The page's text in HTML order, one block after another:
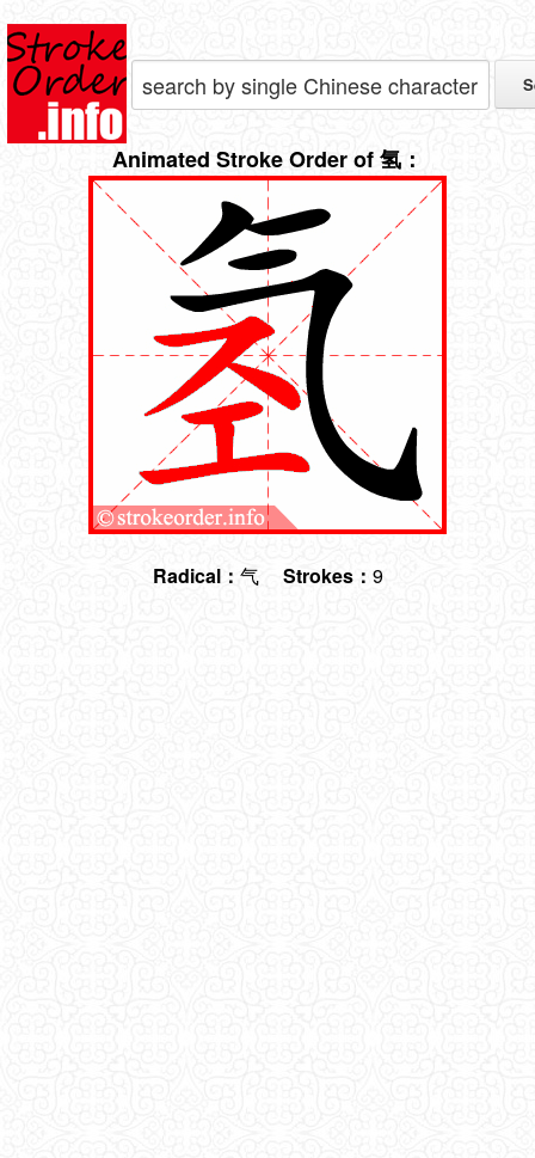
Animated Stroke Order of 氢：
Radical： 气 Strokes： 9